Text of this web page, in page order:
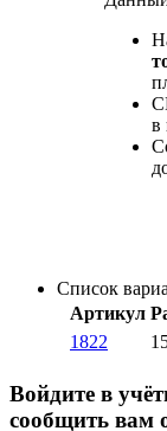
в
Список
Артикул
1822
Войдите в
сообщить вам